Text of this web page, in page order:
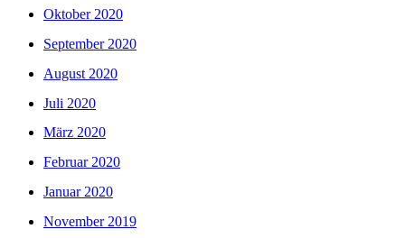
Oktober 2020
September 2020
August 2020
Juli 2020
März 2020
Februar 2020
Januar 2020
November 2019